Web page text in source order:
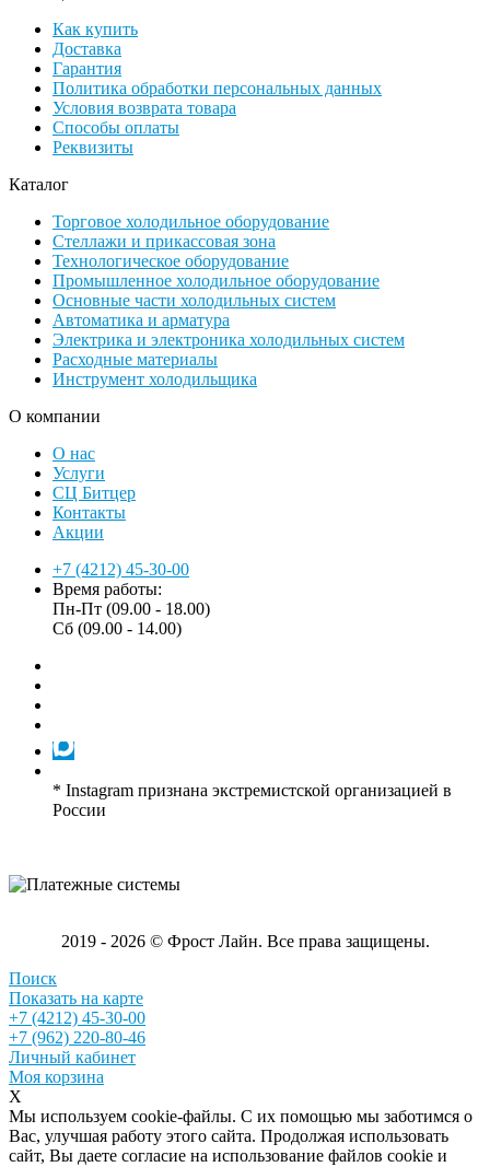
Как купить
Доставка
Гарантия
Политика обработки персональных данных
Условия возврата товара
Способы оплаты
Реквизиты
Каталог
Торговое холодильное оборудование
Стеллажи и прикассовая зона
Технологическое оборудование
Промышленное холодильное оборудование
Основные части холодильных систем
Автоматика и арматура
Электрика и электроника холодильных систем
Расходные материалы
Инструмент холодильщика
О компании
О нас
Услуги
СЦ Битцер
Контакты
Акции
+7 (4212) 45-30-00
Время работы:
Пн-Пт (09.00 - 18.00)
Сб (09.00 - 14.00)
* Instagram признана экстремистской организацией в
России
2019 - 2026 © Фрост Лайн. Все права защищены.
Поиск
Показать на карте
+7 (4212) 45-30-00
+7 (962) 220-80-46
Личный кабинет
Моя корзина
X
Мы используем cookie-файлы. С их помощью мы заботимся о
Вас, улучшая работу этого сайта. Продолжая использовать
сайт, Вы даете согласие на использование файлов cookie и